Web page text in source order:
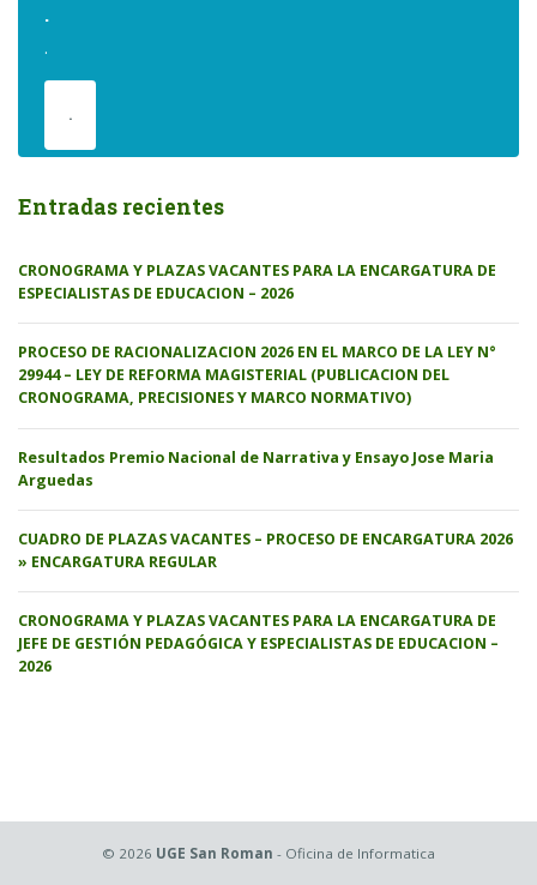
.
.
.
Entradas recientes
CRONOGRAMA Y PLAZAS VACANTES PARA LA ENCARGATURA DE
ESPECIALISTAS DE EDUCACION – 2026
PROCESO DE RACIONALIZACION 2026 EN EL MARCO DE LA LEY N°
29944 – LEY DE REFORMA MAGISTERIAL (PUBLICACION DEL
CRONOGRAMA, PRECISIONES Y MARCO NORMATIVO)
Resultados Premio Nacional de Narrativa y Ensayo Jose Maria
Arguedas
CUADRO DE PLAZAS VACANTES – PROCESO DE ENCARGATURA 2026
» ENCARGATURA REGULAR
CRONOGRAMA Y PLAZAS VACANTES PARA LA ENCARGATURA DE
JEFE DE GESTIÓN PEDAGÓGICA Y ESPECIALISTAS DE EDUCACION –
2026
© 2026 UGE San Roman - Oficina de Informatica